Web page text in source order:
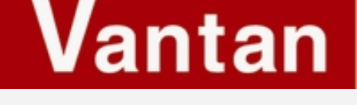
SNSの「加工顔」と美容医療｜AI
がもたらす可能性とこれから
2026.07.13
GWI調査から読み解く2030年の
都市型スパ――身近なウェルネ
の次世代モデル